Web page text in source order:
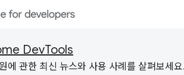
DevTools
에 관한 최신 뉴스와 사용 사례를 살펴보세